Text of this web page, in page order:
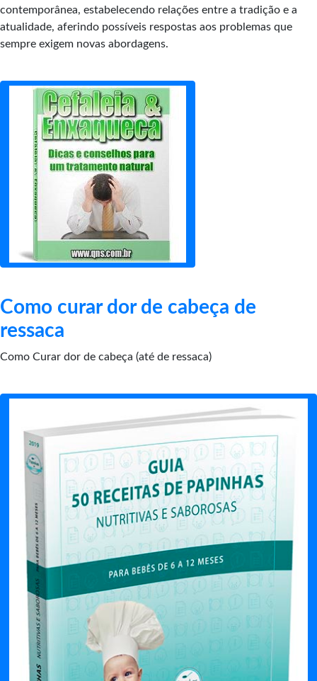
contemporânea, estabelecendo relações entre a tradição e a
atualidade, aferindo possíveis respostas aos problemas que
sempre exigem novas abordagens.
Como curar dor de cabeça de
ressaca
Como Curar dor de cabeça (até de ressaca)